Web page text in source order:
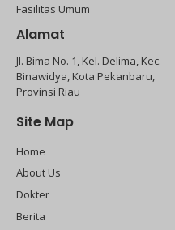
Fasilitas Umum
Alamat
Jl. Bima No. 1, Kel. Delima, Kec.
Binawidya, Kota Pekanbaru,
Provinsi Riau
Site Map
Home
About Us
Dokter
Berita